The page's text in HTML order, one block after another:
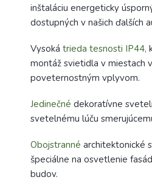
inštaláciu energeticky
dostupných v našich ďalších
Vysoká trieda tesnosti IP44,
montáž svietidla v miestach
poveternostným vplyvom.
Jedinečné dekoratívne
svetelnému lúču
Obojstranné architektonické
špeciálne na osvetlenie
budov.